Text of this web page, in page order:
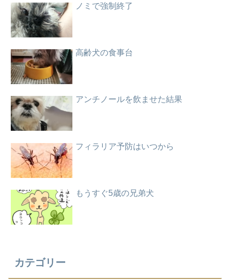
ノミで強制終了
高齢犬の食事台
アンチノールを飲ませた結果
フィラリア予防はいつから
もうすぐ5歳の兄弟犬
カテゴリー